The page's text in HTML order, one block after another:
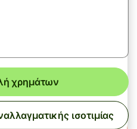
χρημάτων
ισοτιμίας